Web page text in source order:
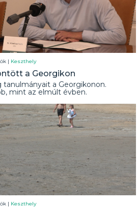
| Keszthely
a Georgikon
a Georgikonon.
mint az elmúlt évben.
| Keszthely